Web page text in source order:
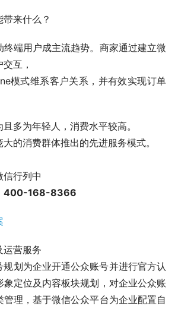
来什么？
端用户成主流趋势。商家通过建立微
互，
模式维系客户关系，并有效实现订单
多为年轻人，消费水平较高。
的消费群体推出的先进服务模式。
信行列中
400-168-8366
运营服务
号规划为企业开通公众账号并进行官方认
定位及内容板块规划，对企业公众账
理，基于微信公众平台为企业配置自